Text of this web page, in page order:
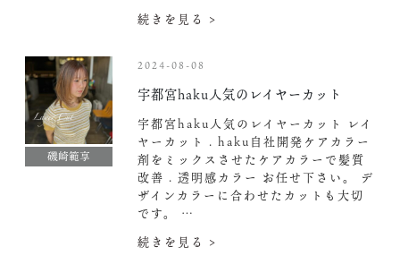
続きを見る >
磯崎範享
2024-08-08
宇都宮haku人気のレイヤーカット
宇都宮haku人気のレイヤーカット レイ
ヤーカット . haku自社開発ケアカラー
剤をミックスさせたケアカラーで髪質
改善 . 透明感カラー お任せ下さい。 デ
ザインカラーに合わせたカットも大切
です。 …
続きを見る >